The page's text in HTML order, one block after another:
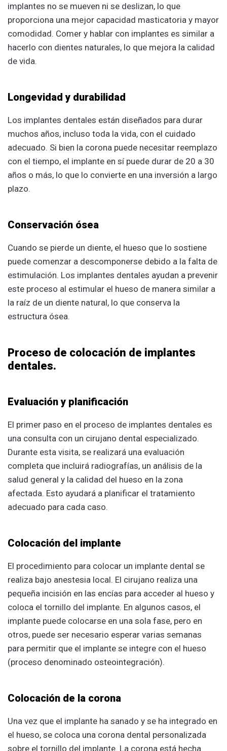
implantes no se mueven ni se deslizan, lo que
proporciona una mejor capacidad masticatoria y mayor
comodidad. Comer y hablar con implantes es similar a
hacerlo con dientes naturales, lo que mejora la calidad
de vida.
Longevidad y durabilidad
Los implantes dentales están diseñados para durar
muchos años, incluso toda la vida, con el cuidado
adecuado. Si bien la corona puede necesitar reemplazo
con el tiempo, el implante en sí puede durar de 20 a 30
años o más, lo que lo convierte en una inversión a largo
plazo.
Conservación ósea
Cuando se pierde un diente, el hueso que lo sostiene
puede comenzar a descomponerse debido a la falta de
estimulación. Los implantes dentales ayudan a prevenir
este proceso al estimular el hueso de manera similar a
la raíz de un diente natural, lo que conserva la
estructura ósea.
Proceso de colocación de implantes
dentales.
Evaluación y planificación
El primer paso en el proceso de implantes dentales es
una consulta con un cirujano dental especializado.
Durante esta visita, se realizará una evaluación
completa que incluirá radiografías, un análisis de la
salud general y la calidad del hueso en la zona
afectada. Esto ayudará a planificar el tratamiento
adecuado para cada caso.
Colocación del implante
El procedimiento para colocar un implante dental se
realiza bajo anestesia local. El cirujano realiza una
pequeña incisión en las encías para acceder al hueso y
coloca el tornillo del implante. En algunos casos, el
implante puede colocarse en una sola fase, pero en
otros, puede ser necesario esperar varias semanas
para permitir que el implante se integre con el hueso
(proceso denominado osteointegración).
Colocación de la corona
Una vez que el implante ha sanado y se ha integrado en
el hueso, se coloca una corona dental personalizada
sobre el tornillo del implante. La corona está hecha